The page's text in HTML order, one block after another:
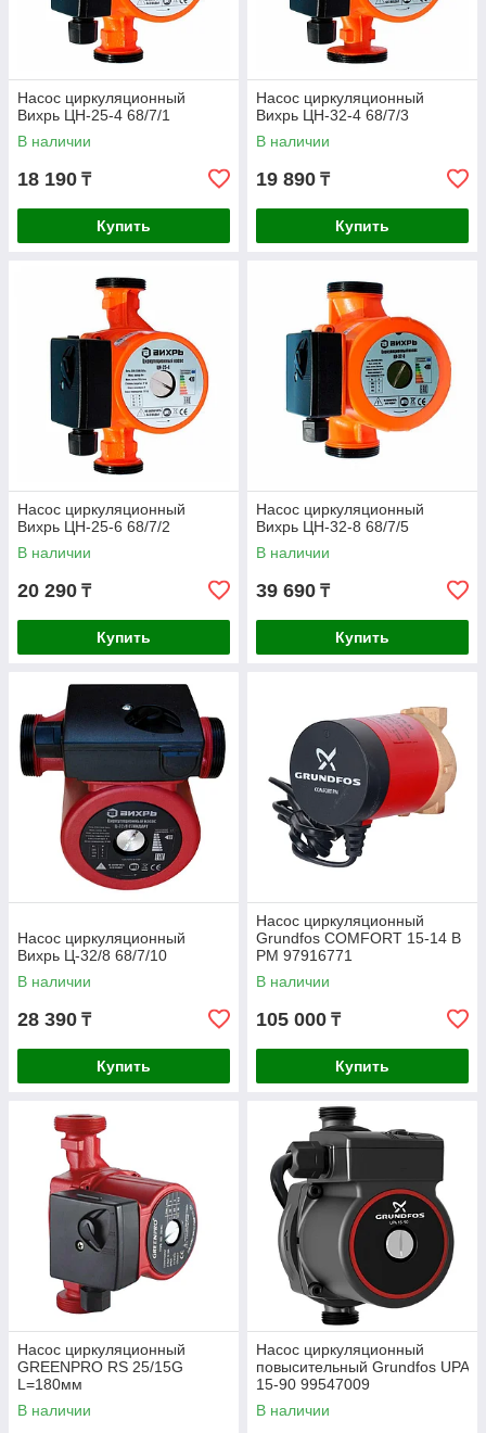
Насос циркуляционный
Вихрь ЦН-25-4 68/7/1
В наличии
18 190 ₸
Купить
Насос циркуляционный
Вихрь ЦН-32-4 68/7/3
В наличии
19 890 ₸
Купить
Насос циркуляционный
Вихрь ЦН-25-6 68/7/2
В наличии
20 290 ₸
Купить
Насос циркуляционный
Вихрь ЦН-32-8 68/7/5
В наличии
39 690 ₸
Купить
Насос циркуляционный
Вихрь Ц-32/8 68/7/10
В наличии
28 390 ₸
Купить
Насос циркуляционный
Grundfos COMFORT 15-14 B
PM 97916771
В наличии
105 000 ₸
Купить
Насос циркуляционный
GREENPRO RS 25/15G
L=180мм
В наличии
Насос циркуляционный
повысительный Grundfos UPA
15-90 99547009
В наличии